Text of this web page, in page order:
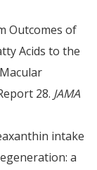
Outcomes of
Acids to the
28. JAMA
intake
a